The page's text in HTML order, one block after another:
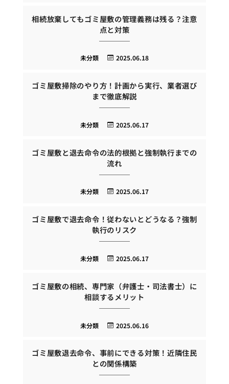
相続放棄してもゴミ屋敷の管理義務は残る？注意
点と対策
2025.06.18
未分類
ゴミ屋敷掃除のやり方！計画から実行、業者選び
まで徹底解説
2025.06.17
未分類
ゴミ屋敷と退去命令の法的根拠と強制執行までの
流れ
2025.06.17
未分類
ゴミ屋敷で退去命令！従わないとどうなる？強制
執行のリスク
2025.06.17
未分類
ゴミ屋敷の相続、専門家（弁護士・司法書士）に
相談するメリット
2025.06.16
未分類
ゴミ屋敷退去命令、事前にできる対策！近隣住民
との関係構築